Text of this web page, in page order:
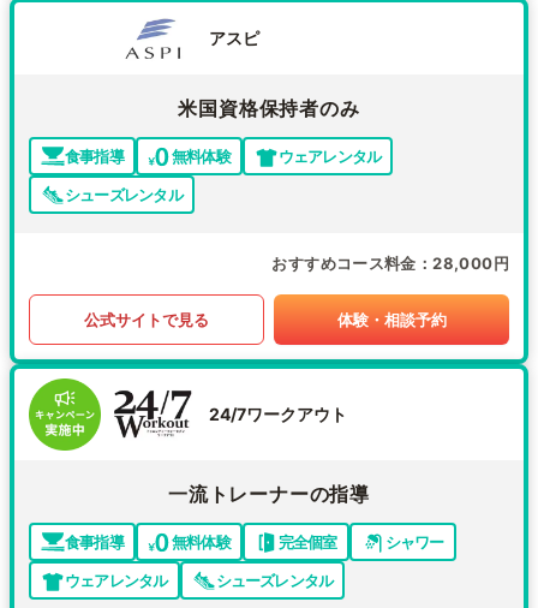
アスピ
米国資格保持者のみ
食事指導 無料体験
ウェアレンタル
シューズレンタル
おすすめコース料金 28,000円
公式サイトで見る 体験・相談予約
24/7ワークアウト
一流トレーナーの指導
食事指導 無料体験 完全個室
シャワー
ウェアレンタル
シューズレンタル